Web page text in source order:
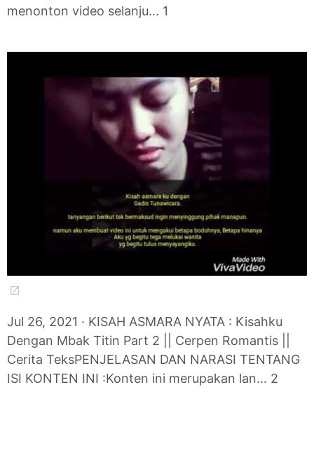
menonton video selanju... 1
Jul 26, 2021 · KISAH ASMARA NYATA : Kisahku
Dengan Mbak Titin Part 2 || Cerpen Romantis ||
Cerita TeksPENJELASAN DAN NARASI TENTANG
ISI KONTEN INI :Konten ini merupakan lan... 2